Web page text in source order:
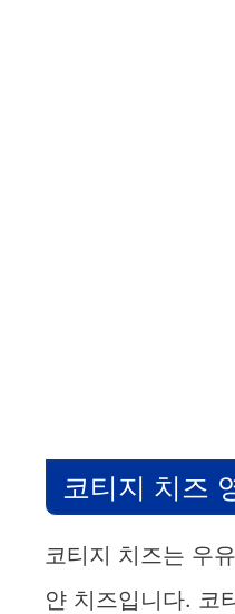
코티지 치즈
코티지 치즈는 우
얀 치즈입니다. 코